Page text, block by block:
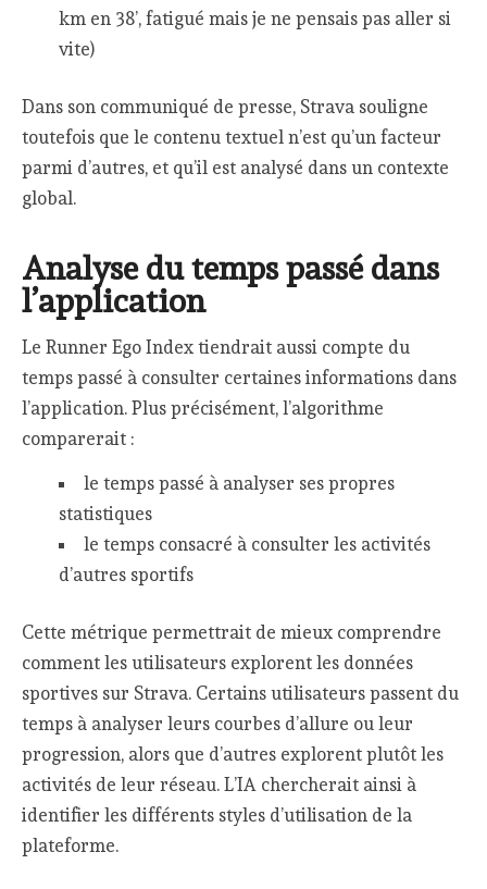
km en 38’, fatigué mais je ne pensais pas aller si
vite)
Dans son communiqué de presse, Strava souligne
toutefois que le contenu textuel n’est qu’un facteur
parmi d’autres, et qu’il est analysé dans un contexte
global.
Analyse du temps passé dans
l’application
Le Runner Ego Index tiendrait aussi compte du
temps passé à consulter certaines informations dans
l’application. Plus précisément, l’algorithme
comparerait :
le temps passé à analyser ses propres
statistiques
le temps consacré à consulter les activités
d’autres sportifs
Cette métrique permettrait de mieux comprendre
comment les utilisateurs explorent les données
sportives sur Strava. Certains utilisateurs passent du
temps à analyser leurs courbes d’allure ou leur
progression, alors que d’autres explorent plutôt les
activités de leur réseau. L’IA chercherait ainsi à
identifier les différents styles d’utilisation de la
plateforme.